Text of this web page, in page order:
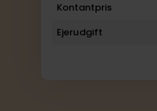
Kontantpris
Ejerudgift